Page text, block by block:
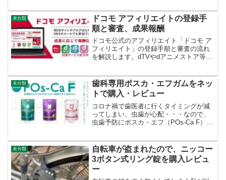
勤務の環境を職場に近づけるため、オフ
ィスデスク(OAデ...
未分類
ドコモ アフィリエイトの登録手
順と審査、成果報酬
ドコモ公式のアフィリエイト「ドコモ ア
フィリエイト」の登録手順と審査の流れ
を解説します。dTVやdアニメストア等の
フィリエイトとはドコモアフィリエイト
は、NTTドコモ公...
未分類
歯科専用ポスカ・エフガムをネッ
トで購入・レビュー
コロナ禍で歯医者に行くタイミングが減
ってしまい、虫歯が心配・・・なので、
虫歯予防にポスカ・エフ（POs-Ca F）ガ
い。かむたびに、カルシウムとフッ素
（フッ化物）イオンが...
未分類
自転車が盗まれたので、ニッコー
3ボタン式リング錠を購入レビュ
ー